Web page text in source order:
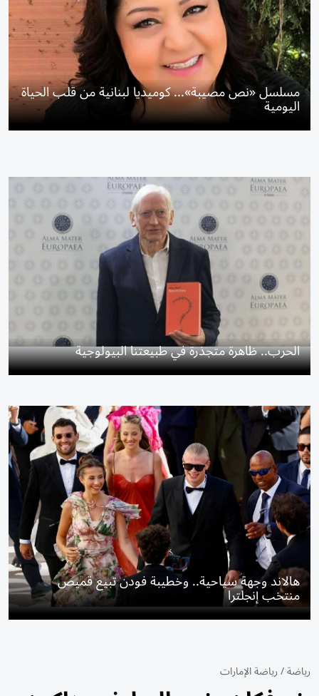
مسلسل «نص مصيبة»... كوميديا لبنانية من قلب الحياة
اليومية
الحرب.. ظاهرة متجذرة في طبيعتنا البيولوجية
هالاند وجهة سياحية.. وخطيبة فودن تبيع قميص
منتخب إنجلترا
رياضة/رياضة الإمارات